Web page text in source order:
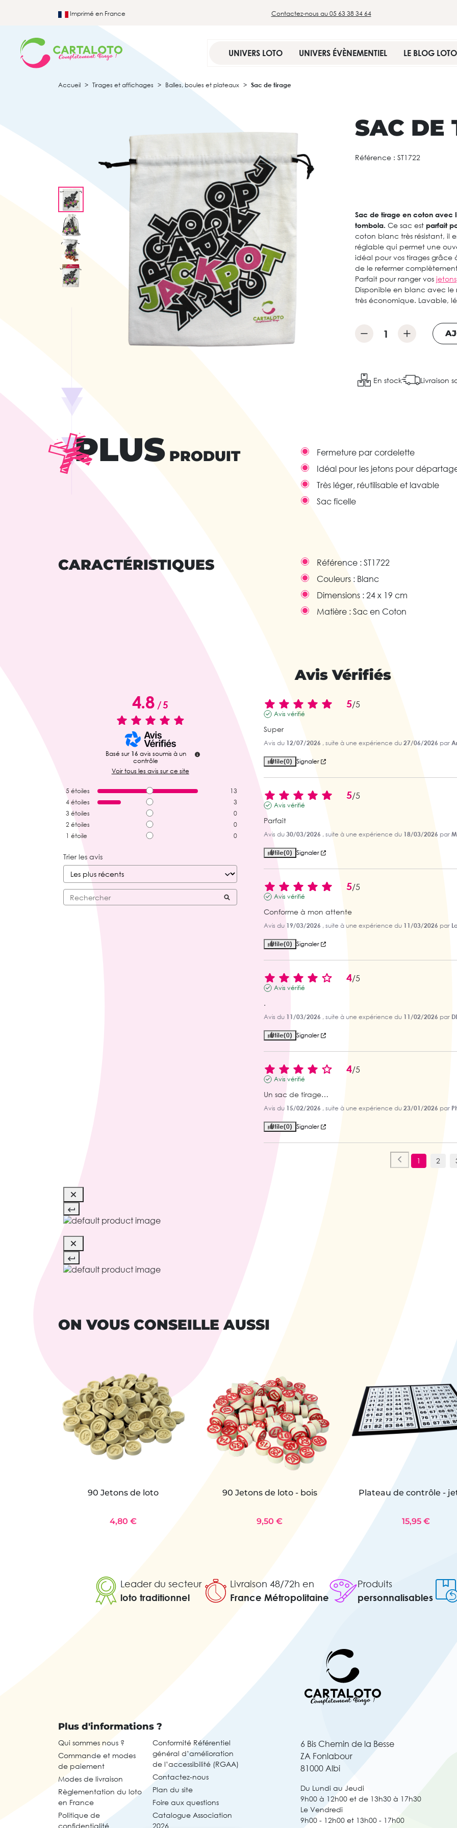
Imprimé en France Contactez-nous au 05 63 38 34 64
UNIVERS LOTO UNIVERS ÉVÈNEMENTIEL LE BLOG LOTO
Accueil Tirages et affichages Balles, boules et plateaux Sac de tirage
SAC DE
Référence : ST1722
Sac de tirage en coton avec
tombola. Ce sac est parfait
coton blanc très résistant, il
réglable qui permet une
idéal pour vos tirages grâce
de le refermer
Parfait pour ranger vos
Disponible en blanc avec le
très économique. Lavable,
En stock Livraison
PLUS PRODUIT
Fermeture par cordelette
Idéal pour les jetons pour
Très léger, réutilisable et lavable
Sac ficelle
CARACTÉRISTIQUES Référence : ST1722
Couleurs : Blanc
Dimensions : 24 x 19 cm
Matière : Sac en Coton
Avis Vérifiés
4.8/5
Basé sur 16 avis soumis à un
contrôle
Voir tous les avis sur ce site
5 étoiles
13
4 étoiles
3
3 étoiles
0
2 étoiles
0
1 étoile 0
Trier les avis
5/5
Avis vérifié
Super
Avis du 12/07/2026 , suite à une expérience du 27/06/2026 par
Utile(0) Signaler
5/5
Avis vérifié
Parfait
Avis du 30/03/2026 , suite à une expérience du 18/03/2026 par
Utile(0) Signaler
5/5
Avis vérifié
Conforme à mon attente
Avis du 19/03/2026 , suite à une expérience du 11/03/2026 par
Utile(0) Signaler
4/5
Avis vérifié
.
Avis du 11/03/2026 , suite à une expérience du 11/02/2026 par
Utile(0) Signaler
4/5
Avis vérifié
Un sac de tirage…
Avis du 15/02/2026 , suite à une expérience du 23/01/2026 par
Utile(0) Signaler
1 2
ON VOUS CONSEILLE AUSSI
90 Jetons de loto
4,80 €
90 Jetons de loto - bois
9,50 €
Plateau de contrôle -
15,95 €
Leader du secteur
loto traditionnel
Livraison 48/72h en
France Métropolitaine
Produits
personnalisables
Plus d'informations ?
Qui sommes nous ?
Commande et modes
de paiement
Modes de livraison
Règlementation du loto
en France
Politique de
confidentialité
Conformité Référentiel
général d’amélioration
de l’accessibilité (RGAA)
Contactez-nous
Plan du site
Foire aux questions
Catalogue Association
2026
6 Bis Chemin de la Besse
ZA Fonlabour
81000 Albi
Du Lundi au Jeudi
9h00 à 12h00 et de 13h30 à 17h30
Le Vendredi
9h00 - 12h00 et 13h00 - 17h00